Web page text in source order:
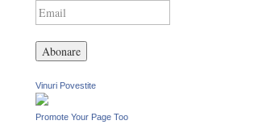
Vinuri Povestite
Promote Your Page Too